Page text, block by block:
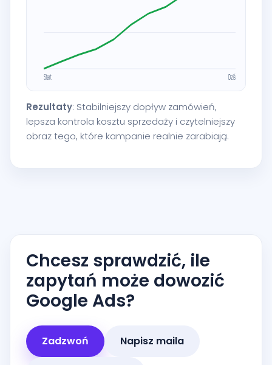
Rezultaty: Stabilniejszy dopływ zamówień,
lepsza kontrola kosztu sprzedaży i czytelniejszy
obraz tego, które kampanie realnie zarabiają.
Chcesz sprawdzić, ile
zapytań może dowozić
Google Ads?
Zadzwoń Napisz maila